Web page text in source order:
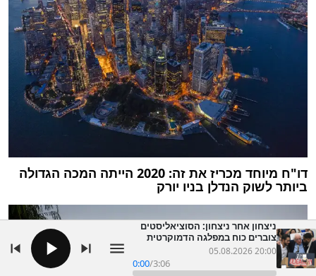
דו"ח מיוחד מכריז את זה: 2020 הייתה המכה הגדולה
ביותר לשוק הנדלן בניו יורק
ניצחון אחר ניצחון: הסוציאליסטים
צוברים כוח במפלגה הדמוקרטית
05.08.2026 20:00
0:00/3:06